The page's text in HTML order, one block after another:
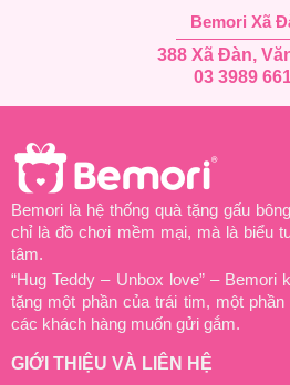
Bemori Xã
388 Xã Đàn,
03 3989
Bemori là hệ thống quà tặng gấu
chỉ là đồ chơi mềm mại, mà là biểu
tâm.
“Hug Teddy – Unbox love” – Bemori
tặng một phần của trái tim, một
các khách hàng muốn gửi gắm.
GIỚI THIỆU VÀ LIÊN HỆ